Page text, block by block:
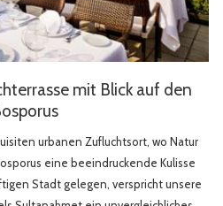
mit Blick auf den
urbanen Zufluchtsort, wo Natur
eine beeindruckende Kulisse
Stadt gelegen, verspricht unsere